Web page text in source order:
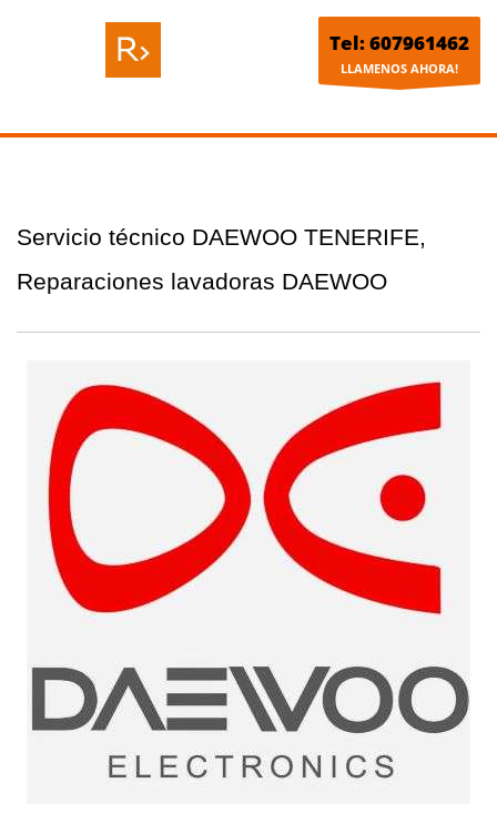
Tel: 607961462
LLAMENOS AHORA!
Servicio técnico DAEWOO TENERIFE,
Reparaciones lavadoras DAEWOO